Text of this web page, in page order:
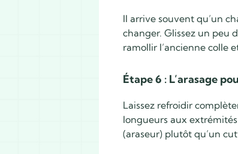
Il arrive souvent qu’un
changer. Glissez un peu
ramollir l’ancienne colle
Étape 6 : L’arasage
Laissez refroidir
longueurs aux
(araseur) plutôt qu’un